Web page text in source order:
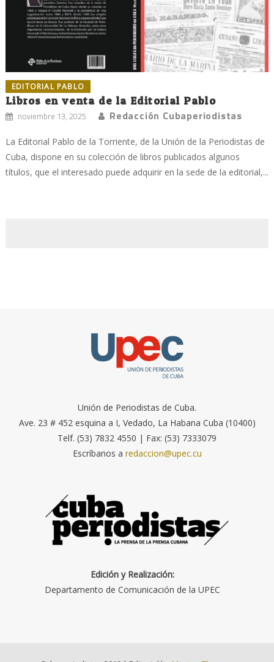
EDITORIAL PABLO
Libros en venta de la Editorial Pablo
noviembre 13, 2025 Redacción Cubaperiodistas
La Editorial Pablo de la Torriente, de la Unión de la Periodistas de
Cuba, dispone en su colección de libros publicados algunos
títulos, que el interesado puede adquirir en la sede de la editorial,...
Unión de Periodistas de Cuba.
Ave. 23 # 452 esquina a I, Vedado, La Habana Cuba (10400)
Telf. (53) 7832 4550 | Fax: (53) 7333079
Escríbanos a redaccion@upec.cu
Edición y Realización:
Departamento de Comunicación de la UPEC